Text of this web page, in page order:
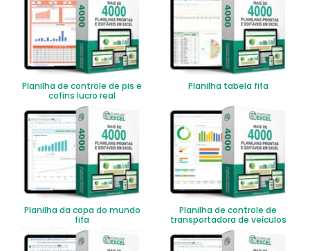
Planilha de controle de pis e
cofins lucro real
Planilha tabela fifa
Planilha da copa do mundo
fifa
Planilha de controle de
transportadora de veículos